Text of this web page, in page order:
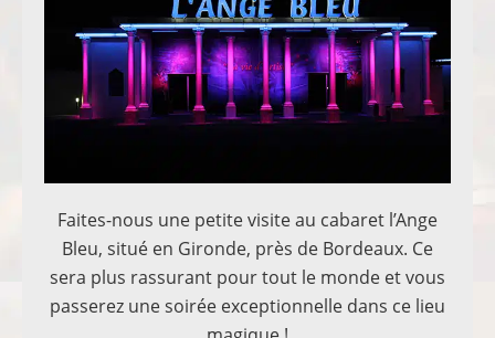
Faites-nous une petite visite au cabaret l’Ange
Bleu, situé en Gironde, près de Bordeaux. Ce
sera plus rassurant pour tout le monde et vous
passerez une soirée exceptionnelle dans ce lieu